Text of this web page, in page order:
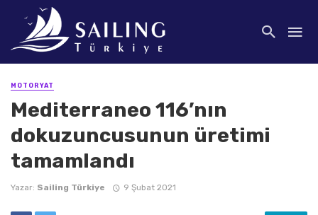
MOTORYAT
Mediterraneo 116’nın
dokuzuncusunun üretimi
tamamlandı
Yazar: Sailing Türkiye 9 Şubat 2021